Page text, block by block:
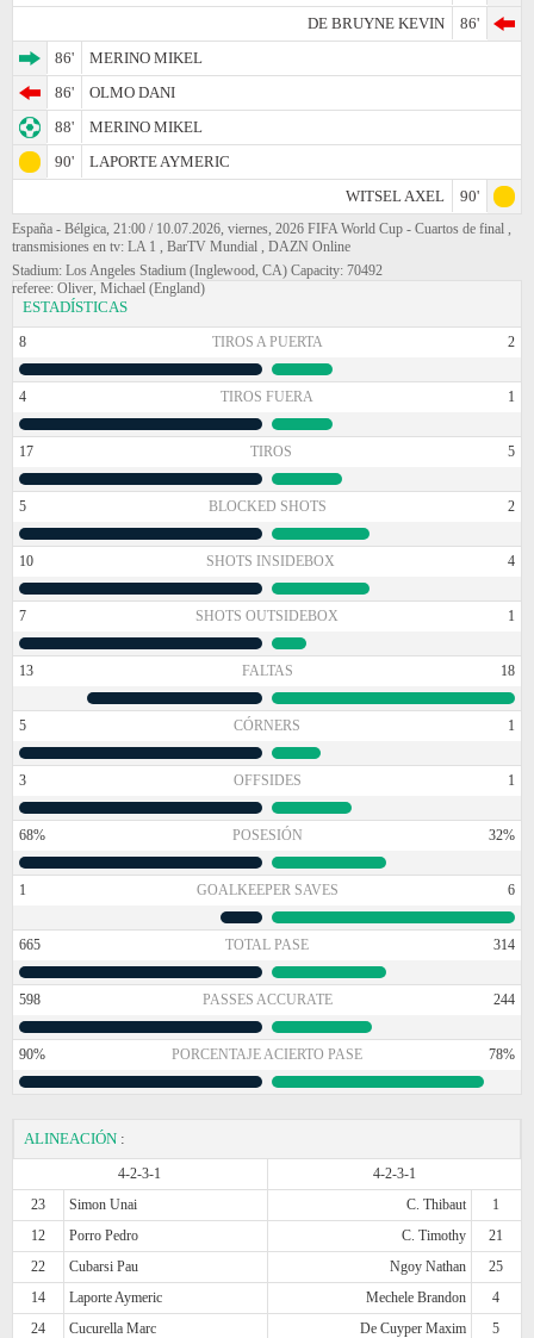
DE BRUYNE KEVIN
86'
86'
MERINO MIKEL
86'
OLMO DANI
88'
MERINO MIKEL
90'
LAPORTE AYMERIC
WITSEL AXEL
90'
España - Bélgica, 21:00 / 10.07.2026, viernes, 2026 FIFA World Cup - Cuartos de final ,
transmisiones en tv: LA 1 , BarTV Mundial , DAZN Online
Stadium: Los Angeles Stadium (Inglewood, CA) Capacity: 70492
referee: Oliver, Michael (England)
ESTADÍSTICAS
8 TIROS A PUERTA 2
4 TIROS FUERA 1
17 TIROS 5
5 BLOCKED SHOTS 2
10 SHOTS INSIDEBOX 4
7 SHOTS OUTSIDEBOX 1
13 FALTAS 18
5 CÓRNERS 1
3 OFFSIDES 1
68% POSESIÓN 32%
1 GOALKEEPER SAVES 6
665 TOTAL PASE 314
598 PASSES ACCURATE 244
90% PORCENTAJE ACIERTO PASE 78%
ALINEACIÓN :
4-2-3-1
4-2-3-1
23
Simon Unai C. Thibaut
1
12
Porro Pedro C. Timothy
21
22
Cubarsi Pau Ngoy Nathan
25
14
Laporte Aymeric Mechele Brandon
4
24
Cucurella Marc De Cuyper Maxim
5